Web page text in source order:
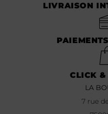
LIVRAISON
CLICK &
LA
7 rue